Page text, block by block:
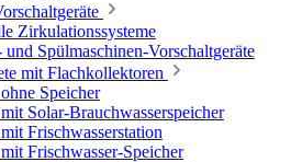
Zirkulationssysteme
und Spülmaschinen-Vorschaltgeräte
mit Flachkollektoren
Speicher
Solar-Brauchwasserspeicher
Frischwasserstation
Frischwasser-Speicher